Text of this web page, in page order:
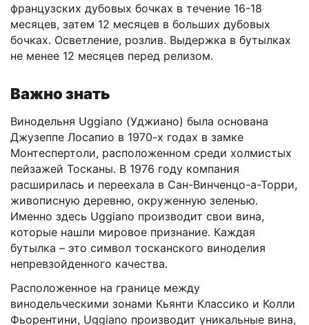
французских дубовых бочках в течение 16-18
месяцев, затем 12 месяцев в больших дубовых
бочках. Осветление, розлив. Выдержка в бутылках
не менее 12 месяцев перед релизом.
Важно знать
Винодельня Uggiano (Уджиано) была основана
Джузеппе Лосапио в 1970-х годах в замке
Монтеспертоли, расположенном среди холмистых
пейзажей Тосканы. В 1976 году компания
расширилась и переехала в Сан-Винченцо-а-Торри,
живописную деревню, окруженную зеленью.
Именно здесь Uggiano производит свои вина,
которые нашли мировое признание. Каждая
бутылка – это символ тосканского виноделия
непревзойденного качества.
Расположенное на границе между
винодельческими зонами Кьянти Классико и Колли
Фьорентини, Uggiano производит уникальные вина,